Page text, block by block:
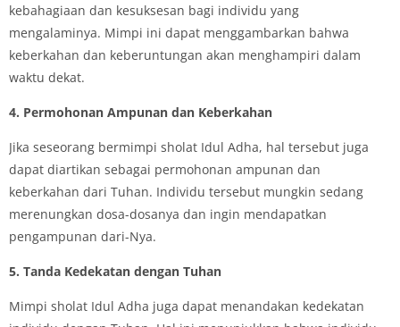
kebahagiaan dan kesuksesan bagi individu yang
mengalaminya. Mimpi ini dapat menggambarkan bahwa
keberkahan dan keberuntungan akan menghampiri dalam
waktu dekat.
4. Permohonan Ampunan dan Keberkahan
Jika seseorang bermimpi sholat Idul Adha, hal tersebut juga
dapat diartikan sebagai permohonan ampunan dan
keberkahan dari Tuhan. Individu tersebut mungkin sedang
merenungkan dosa-dosanya dan ingin mendapatkan
pengampunan dari-Nya.
5. Tanda Kedekatan dengan Tuhan
Mimpi sholat Idul Adha juga dapat menandakan kedekatan